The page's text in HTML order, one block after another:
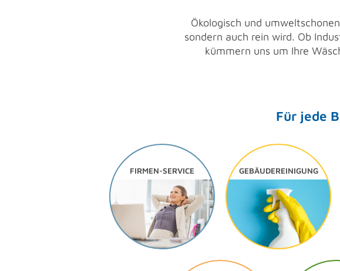
Ökologisch und
sondern auch rein wird. Ob
kümmern uns um Ihre
Für jede
FIRMEN-SERVICE GEBÄUDEREINIGUNG